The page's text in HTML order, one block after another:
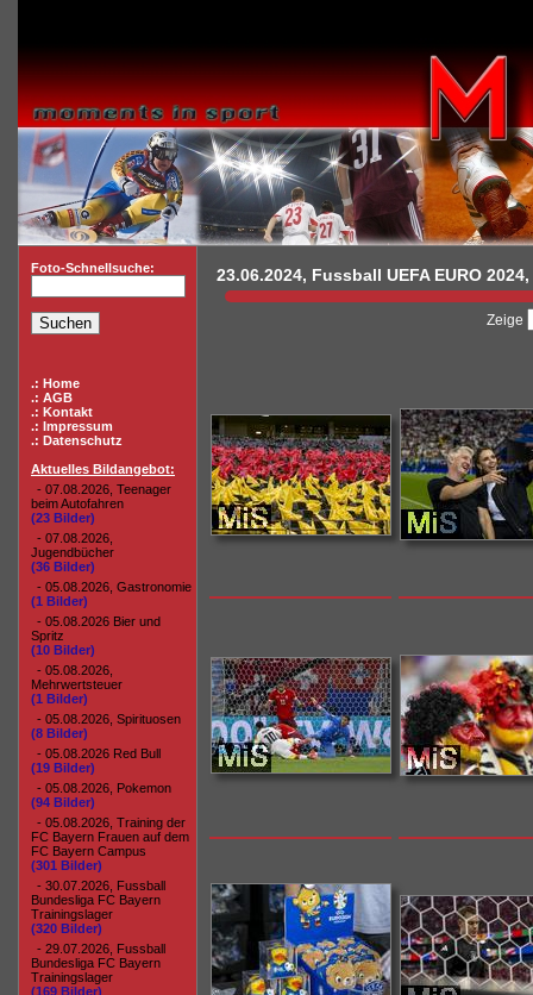
Foto-Schnellsuche:
.: Home
.: AGB
.: Kontakt
.: Impressum
.: Datenschutz
Aktuelles Bildangebot:
- 07.08.2026, Teenager
beim Autofahren
(23 Bilder)
- 07.08.2026,
Jugendbücher
(36 Bilder)
- 05.08.2026, Gastronomie
(1 Bilder)
- 05.08.2026 Bier und
Spritz
(10 Bilder)
- 05.08.2026,
Mehrwertsteuer
(1 Bilder)
- 05.08.2026, Spirituosen
(8 Bilder)
- 05.08.2026 Red Bull
(19 Bilder)
- 05.08.2026, Pokemon
(94 Bilder)
- 05.08.2026, Training der
FC Bayern Frauen auf dem
FC Bayern Campus
(301 Bilder)
- 30.07.2026, Fussball
Bundesliga FC Bayern
Trainingslager
(320 Bilder)
- 29.07.2026, Fussball
Bundesliga FC Bayern
Trainingslager
(169 Bilder)
23.06.2024, Fussball UEFA EURO
Zeige